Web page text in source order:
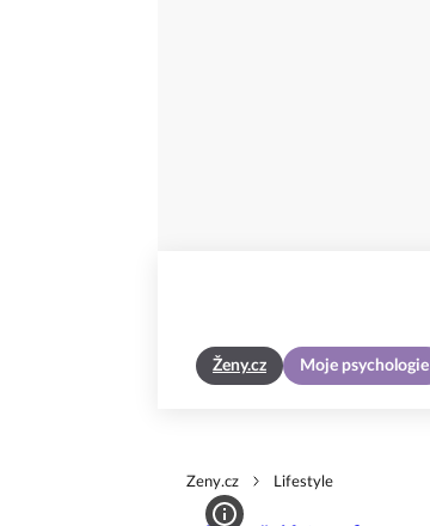
Ženy.cz Moje psychologie
Zeny.cz Lifestyle